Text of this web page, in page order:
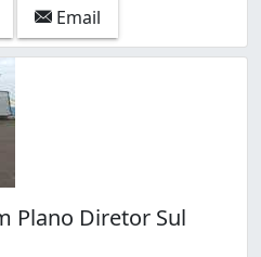
Email
Plano Diretor Sul